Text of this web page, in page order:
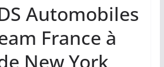
Automobiles
France à
New York